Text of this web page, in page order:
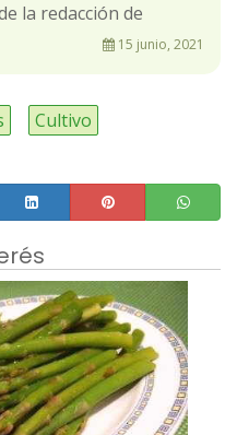
la redacción de
15 junio, 2021
Cultivo